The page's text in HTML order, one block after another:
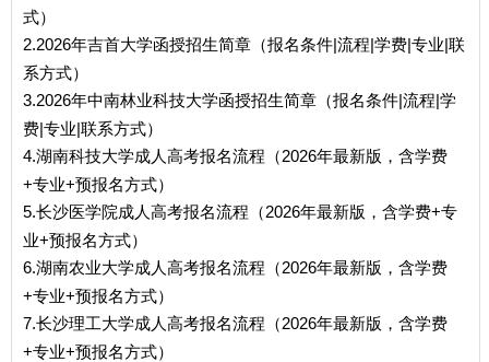
式）
2.2026年吉首大学函授招生简章（报名条件|流程|学费|专业|联
系方式）
3.2026年中南林业科技大学函授招生简章（报名条件|流程|学
费|专业|联系方式）
4.湖南科技大学成人高考报名流程（2026年最新版，含学费
+专业+预报名方式）
5.长沙医学院成人高考报名流程（2026年最新版，含学费+专
业+预报名方式）
6.湖南农业大学成人高考报名流程（2026年最新版，含学费
+专业+预报名方式）
7.长沙理工大学成人高考报名流程（2026年最新版，含学费
+专业+预报名方式）